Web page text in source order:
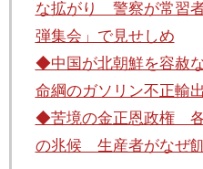
な拡がり 警察が常習
弾集会」で見せしめ
◆中国が北朝鮮を容赦
命綱のガソリン不正輸
◆苦境の金正恩政権 各
の兆候 生産者がなぜ